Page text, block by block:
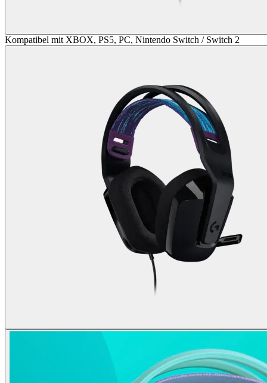
Kompatibel mit XBOX, PS5, PC, Nintendo Switch / Switch 2